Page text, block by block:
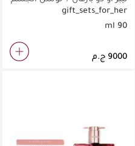
ليبر + عطر LVP ميوز ‎7.5‎ مل
gift_sets_for_her
90 ml